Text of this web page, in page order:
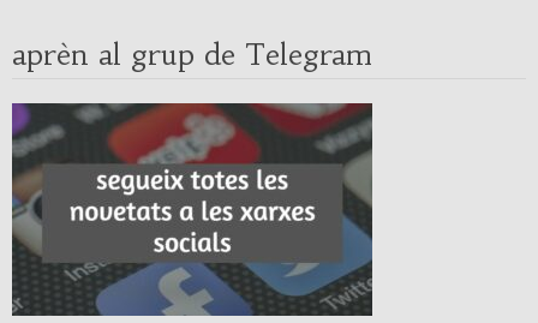
aprèn al grup de Telegram